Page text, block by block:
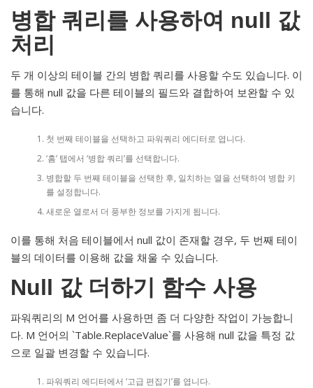
병합 쿼리를 사용하여 null 값
처리
두 개 이상의 테이블 간의 병합 쿼리를 사용할 수도 있습니다. 이
를 통해 null 값을 다른 테이블의 필드와 결합하여 보완할 수 있
습니다.
첫 번째 테이블을 선택하고 파워쿼리 에디터로 엽니다.
‘홈’ 탭에서 ‘병합 쿼리’를 선택합니다.
병합할 두 번째 테이블을 선택한 후, 일치하는 열을 선택하여 병합 키
를 설정합니다.
새로운 열로서 더 풍부한 정보를 가지게 됩니다.
이를 통해 처음 테이블에서 null 값이 존재할 경우, 두 번째 테이
블의 데이터를 이용해 값을 채울 수 있습니다.
Null 값 더하기 함수 사용
파워쿼리의 M 언어를 사용하면 좀 더 다양한 작업이 가능합니
다. M 언어의 `Table.ReplaceValue`를 사용해 null 값을 특정 값
으로 일괄 변경할 수 있습니다.
파워쿼리 에디터에서 ‘고급 편집기’를 엽니다.